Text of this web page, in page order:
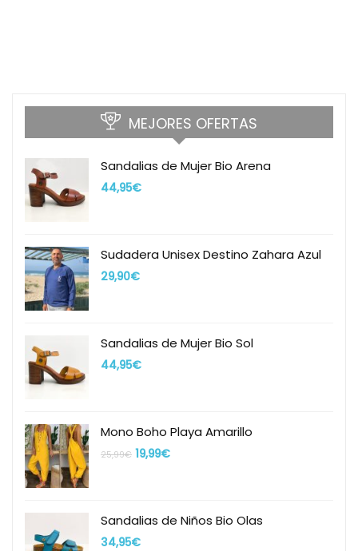
MEJORES OFERTAS
Sandalias de Mujer Bio Arena
44,95€
Sudadera Unisex Destino Zahara Azul
29,90€
Sandalias de Mujer Bio Sol
44,95€
Mono Boho Playa Amarillo
25,99€ 19,99€
Sandalias de Niños Bio Olas
34,95€